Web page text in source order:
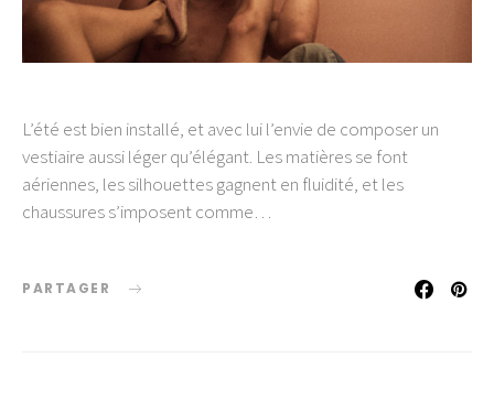
L’été est bien installé, et avec lui l’envie de composer un
vestiaire aussi léger qu’élégant. Les matières se font
aériennes, les silhouettes gagnent en fluidité, et les
chaussures s’imposent comme…
PARTAGER